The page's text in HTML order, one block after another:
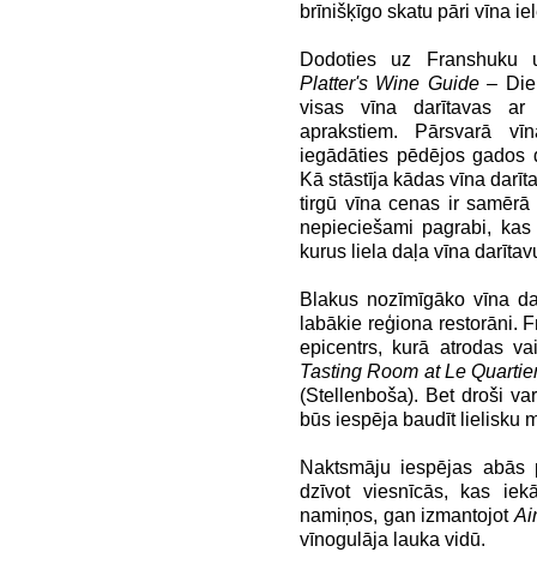
brīnišķīgo skatu pāri vīna
Dodoties uz Franshuku
Platter's Wine Guide–
visas vīna darītavas ar
aprakstiem. Pārsvarā
iegādāties pēdējos gados
Kā stāstīja kādas vīna
tirgū vīna cenas ir
nepieciešami pagrabi,
kurus liela daļa vīna
Blakus nozīmīgāko vīna
labākie reģiona restorāni.
epicentrs, kurā atrodas
Tasting Room at Le
(Stellenboša). Bet droši
būs iespēja baudīt lielisku
Naktsmāju iespējas
dzīvot viesnīcās, kas
namiņos, gan izmantojot
vīnogulāja lauka vidū.